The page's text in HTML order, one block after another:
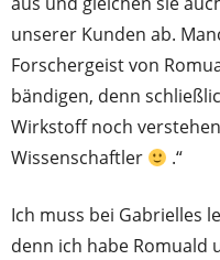
unserer Kunden ab.
Forschergeist von
bändigen, denn
Wirkstoff noch
Wissenschaftler
.“
Ich muss bei Gabrielles
denn ich habe Romuald